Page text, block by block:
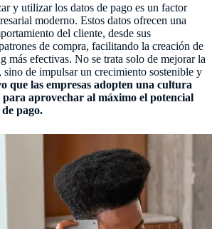
y utilizar los datos de pago es un factor
moderno. Estos datos ofrecen una
del cliente, desde sus
de compra, facilitando la creación de
más efectivas. No se trata solo de mejorar la
de impulsar un crecimiento sostenible y
que las empresas adopten una cultura
para aprovechar al máximo el potencial
pago.